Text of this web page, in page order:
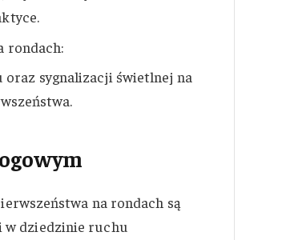
rondach:
oraz sygnalizacji świetlnej na
na rondach są
w dziedzinie ruchu